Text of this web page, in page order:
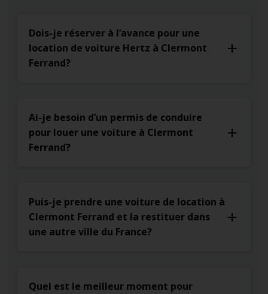
Dois-je réserver à l’avance pour une
location de voiture Hertz à Clermont
Ferrand?
Ai-je besoin d’un permis de conduire
pour louer une voiture à Clermont
Ferrand?
Puis-je prendre une voiture de location à
Clermont Ferrand et la restituer dans
une autre ville du France?
Quel est le meilleur moment pour